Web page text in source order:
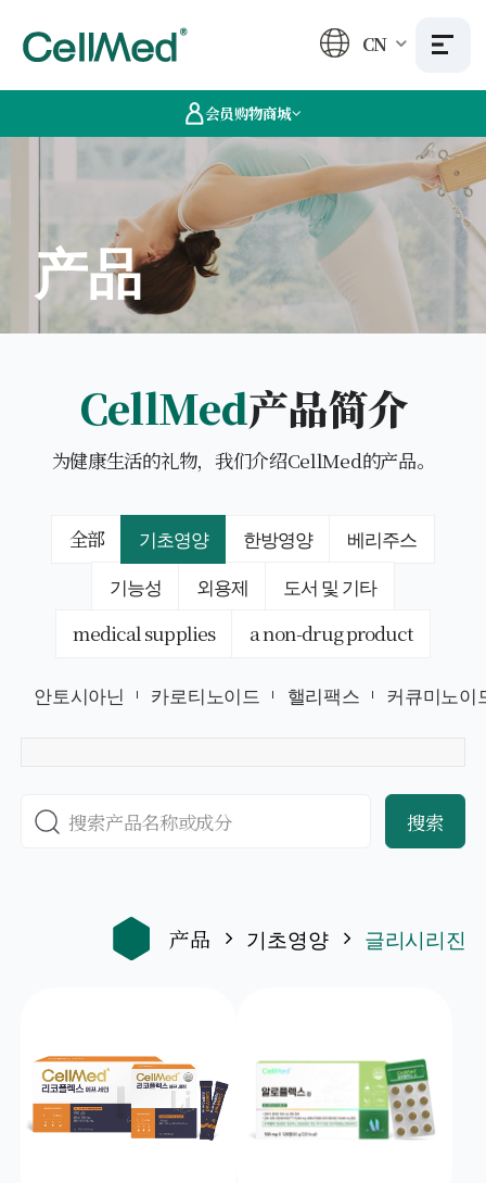
会员购物商城
CN
产品
CellMed产品简介
为健康生活的礼物，我们介绍CellMed的产品。
全部 기초영양 한방영양
베리주스
기능성
외용제
도서 및 기타
medical supplies
a non-drug product
안토시아닌 카로티노이드 핼리팩스 커큐미노이
搜索
产品 기초영양 글리시리진